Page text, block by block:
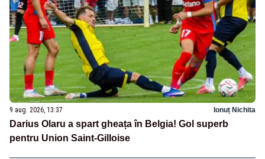
9 aug. 2026, 13:37 Ionuț Nichita
Darius Olaru a spart gheața în Belgia! Gol superb
pentru Union Saint-Gilloise